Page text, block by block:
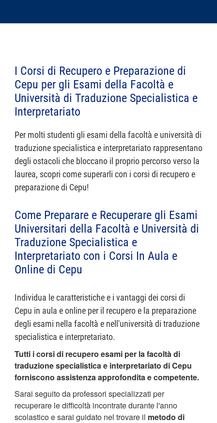
I Corsi di Recupero e Preparazione di
Cepu per gli Esami della Facoltà e
Università di Traduzione Specialistica e
Interpretariato
Per molti studenti gli esami della facoltà e università di
traduzione specialistica e interpretariato rappresentano
degli ostacoli che bloccano il proprio percorso verso la
laurea, scopri come superarli con i corsi di recupero e
preparazione di Cepu!
Come Preparare e Recuperare gli Esami
Universitari della Facoltà e Università di
Traduzione Specialistica e
Interpretariato con i Corsi In Aula e
Online di Cepu
Individua le caratteristiche e i vantaggi dei corsi di
Cepu in aula e online per il recupero e la preparazione
degli esami nella facoltà e nell'università di traduzione
specialistica e interpretariato.
Tutti i corsi di recupero esami per la facoltà di
traduzione specialistica e interpretariato di Cepu
forniscono assistenza approfondita e competente.
Sarai seguito da professori specializzati per
recuperare le difficoltà incontrate durante l'anno
scolastico e sarai guidato nel trovare il metodo di